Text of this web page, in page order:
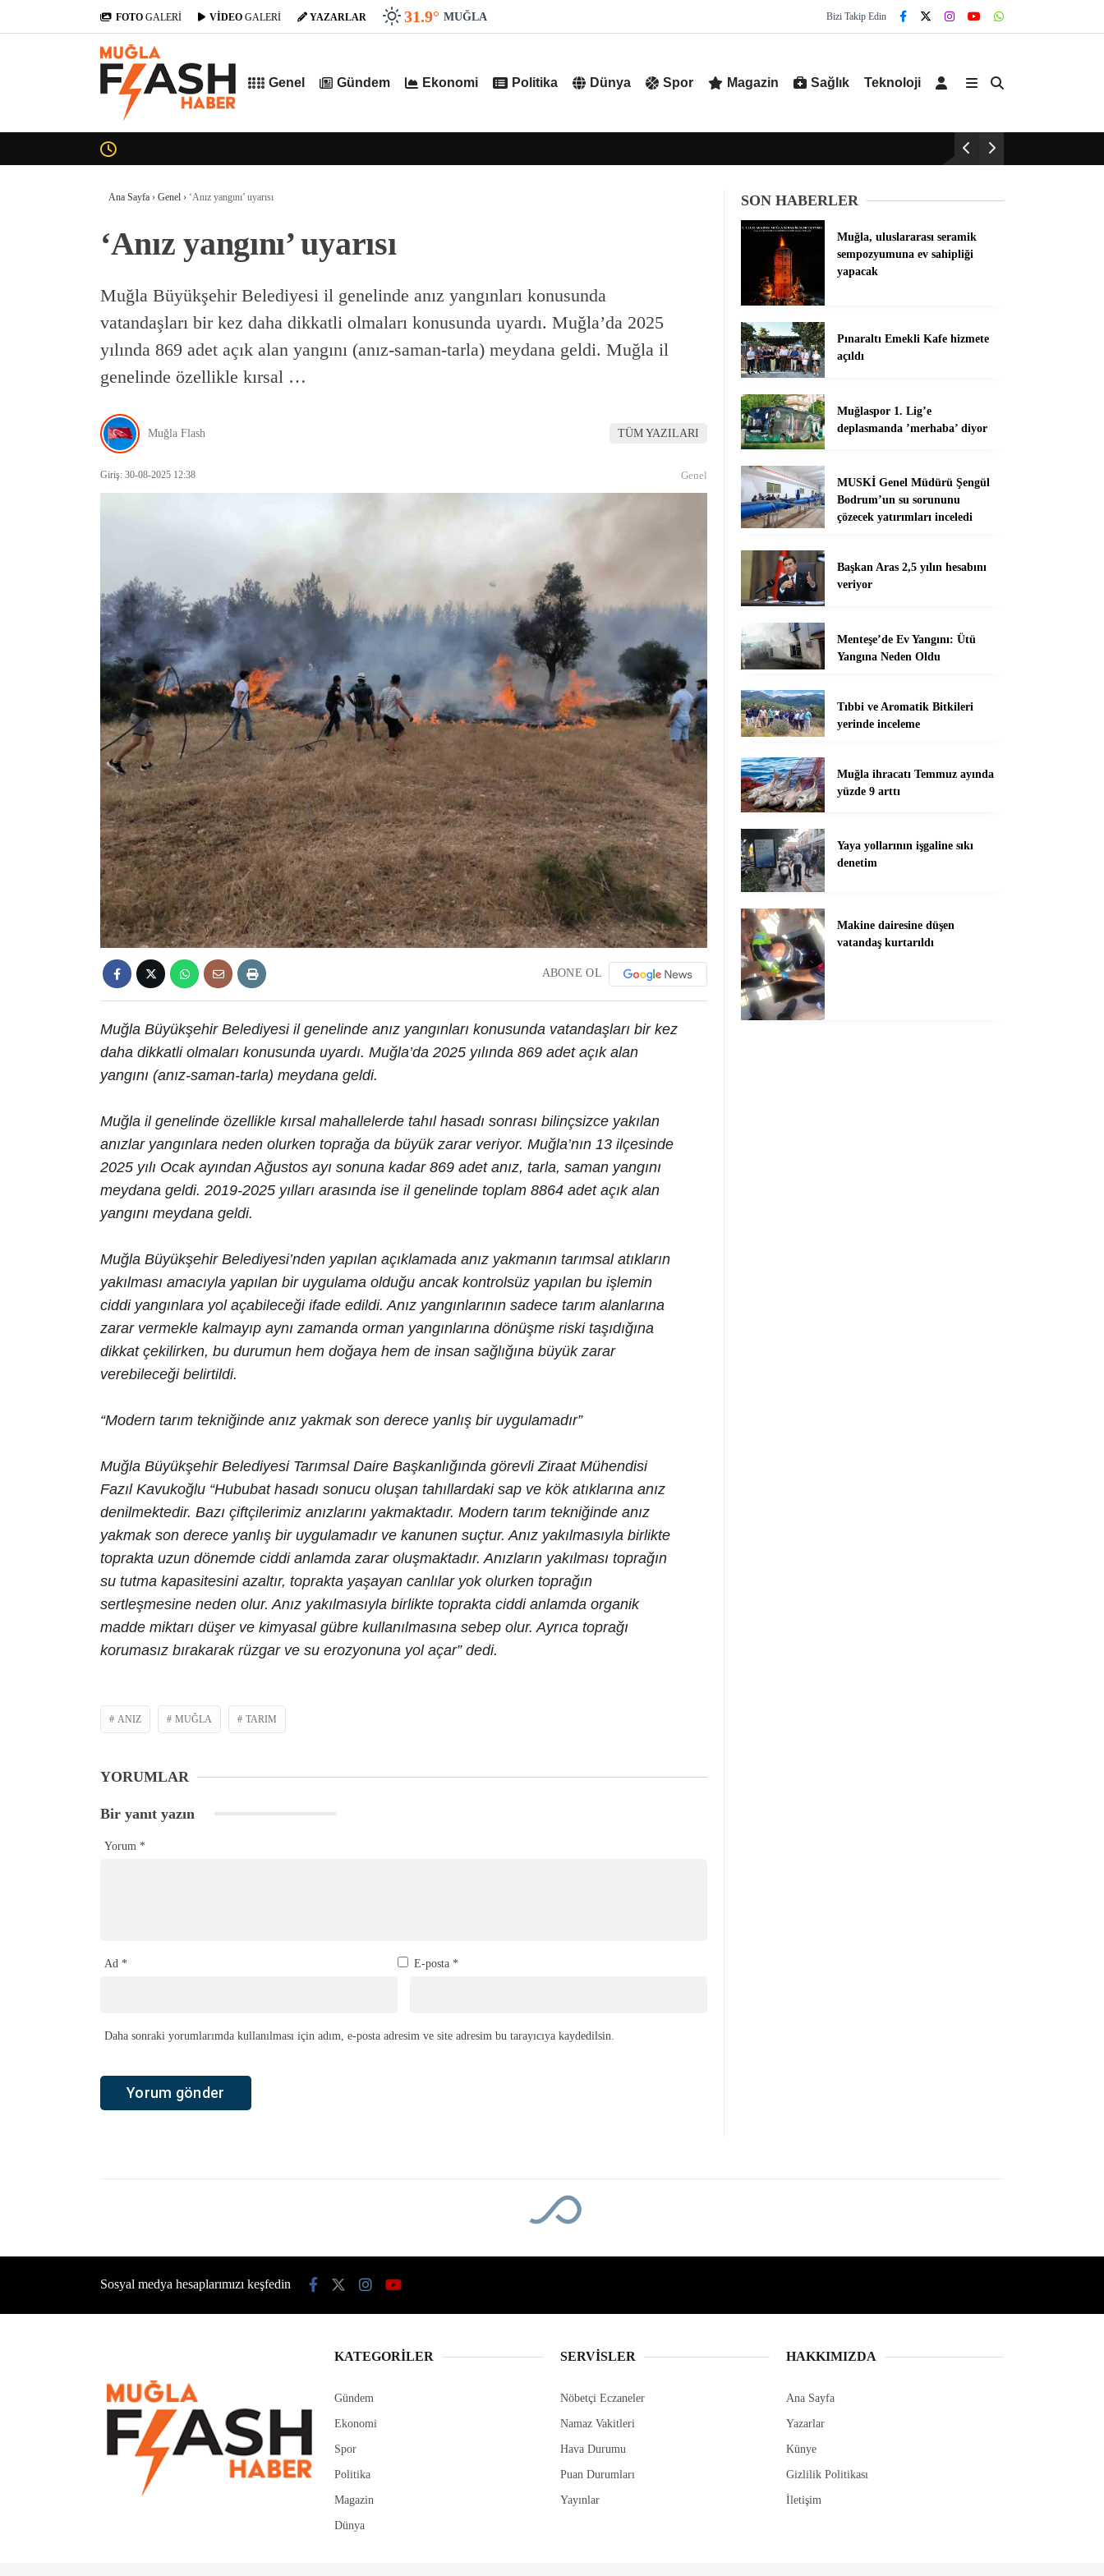
FOTO GALERİ VİDEO GALERİ YAZARLAR 31.9° MUĞLA Bizi Takip Edin
Genel Gündem Ekonomi Politika Dünya Spor Magazin Sağlık Teknoloji
Ana Sayfa › Genel › ‘Anız yangını’ uyarısı
‘Anız yangını’ uyarısı
Muğla Büyükşehir Belediyesi il genelinde anız yangınları konusunda
vatandaşları bir kez daha dikkatli olmaları konusunda uyardı. Muğla’da 2025
yılında 869 adet açık alan yangını (anız-saman-tarla) meydana geldi. Muğla il
genelinde özellikle kırsal …
Muğla Flash TÜM YAZILARI
Giriş: 30-08-2025 12:38 Genel
ABONE OL
Muğla Büyükşehir Belediyesi il genelinde anız yangınları konusunda vatandaşları bir kez
daha dikkatli olmaları konusunda uyardı. Muğla’da 2025 yılında 869 adet açık alan
yangını (anız-saman-tarla) meydana geldi.
Muğla il genelinde özellikle kırsal mahallelerde tahıl hasadı sonrası bilinçsizce yakılan
anızlar yangınlara neden olurken toprağa da büyük zarar veriyor. Muğla’nın 13 ilçesinde
2025 yılı Ocak ayından Ağustos ayı sonuna kadar 869 adet anız, tarla, saman yangını
meydana geldi. 2019-2025 yılları arasında ise il genelinde toplam 8864 adet açık alan
yangını meydana geldi.
Muğla Büyükşehir Belediyesi’nden yapılan açıklamada anız yakmanın tarımsal atıkların
yakılması amacıyla yapılan bir uygulama olduğu ancak kontrolsüz yapılan bu işlemin
ciddi yangınlara yol açabileceği ifade edildi. Anız yangınlarının sadece tarım alanlarına
zarar vermekle kalmayıp aynı zamanda orman yangınlarına dönüşme riski taşıdığına
dikkat çekilirken, bu durumun hem doğaya hem de insan sağlığına büyük zarar
verebileceği belirtildi.
“Modern tarım tekniğinde anız yakmak son derece yanlış bir uygulamadır”
Muğla Büyükşehir Belediyesi Tarımsal Daire Başkanlığında görevli Ziraat Mühendisi
Fazıl Kavukoğlu “Hububat hasadı sonucu oluşan tahıllardaki sap ve kök atıklarına anız
denilmektedir. Bazı çiftçilerimiz anızlarını yakmaktadır. Modern tarım tekniğinde anız
yakmak son derece yanlış bir uygulamadır ve kanunen suçtur. Anız yakılmasıyla birlikte
toprakta uzun dönemde ciddi anlamda zarar oluşmaktadır. Anızların yakılması toprağın
su tutma kapasitesini azaltır, toprakta yaşayan canlılar yok olurken toprağın
sertleşmesine neden olur. Anız yakılmasıyla birlikte toprakta ciddi anlamda organik
madde miktarı düşer ve kimyasal gübre kullanılmasına sebep olur. Ayrıca toprağı
korumasız bırakarak rüzgar ve su erozyonuna yol açar” dedi.
ANIZ MUĞLA TARIM
YORUMLAR
Bir yanıt yazın
Yorum *
Ad * E-posta *
Daha sonraki yorumlarımda kullanılması için adım, e-posta adresim ve site adresim bu tarayıcıya kaydedilsin.
SON HABERLER
Muğla, uluslararası seramik
sempozyumuna ev sahipliği
yapacak
Pınaraltı Emekli Kafe hizmete
açıldı
Muğlaspor 1. Lig’e
deplasmanda ’merhaba’ diyor
MUSKİ Genel Müdürü Şengül
Bodrum’un su sorununu
çözecek yatırımları inceledi
Başkan Aras 2,5 yılın hesabını
veriyor
Menteşe’de Ev Yangını: Ütü
Yangına Neden Oldu
Tıbbi ve Aromatik Bitkileri
yerinde inceleme
Muğla ihracatı Temmuz ayında
yüzde 9 arttı
Yaya yollarının işgaline sıkı
denetim
Makine dairesine düşen
vatandaş kurtarıldı
Pınaraltı Emekli Kafe hizmete açıldı
Emekli Kafe, düzenlenen törenle hizmete açıldı. Bodrum’un Çırkan
Mahallesi’nde vatandaşların hizmetine açılan Pınaraltı Emekli Kafe’nin açılış
törenine Bodrum Belediye …
Muğla Flash
Muğlaspor 1. Lig’e